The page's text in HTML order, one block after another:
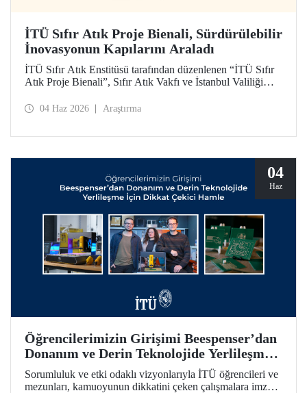
İTÜ Sıfır Atık Proje Bienali, Sürdürülebilir
İnovasyonun Kapılarını Araladı
İTÜ Sıfır Atık Enstitüsü tarafından düzenlenen “İTÜ Sıfır
Atık Proje Bienali”, Sıfır Atık Vakfı ve İstanbul Valiliği
kapsamında 3 Haziran 2026’da İTÜ Süleyman Demirel
04 Haz 2026 Araştırma
04
Haz
Öğrencilerimizin Girişimi Beespenser’dan
Donanım ve Derin Teknolojide Yerlileşme
İçin Dikkat Çekici Hamle
Sorumluluk ve etki odaklı vizyonlarıyla İTÜ öğrencileri ve
mezunları, kamuoyunun dikkatini çeken çalışmalara imza